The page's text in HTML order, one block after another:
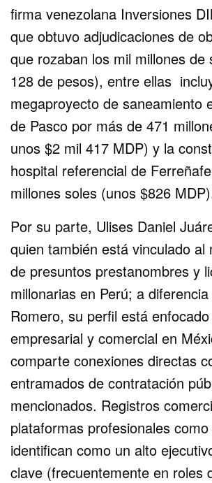
firma venezolana Inversiones
que obtuvo adjudicaciones de
que rozaban los mil millones de
128 de pesos), entre ellas
megaproyecto de saneamiento
de Pasco por más de 471
unos $2 mil 417 MDP) y la
hospital referencial de
millones soles (unos $826
Por su parte, Ulises Daniel
quien también está vinculado al
de presuntos prestanombres y
millonarias en Perú; a
Romero, su perfil está
empresarial y comercial en
comparte conexiones directas
entramados de contratación
mencionados. Registros
plataformas profesionales
identifican como un alto
clave (frecuentemente en roles